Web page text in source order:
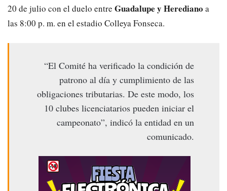
20 de julio con el duelo entre Guadalupe y Herediano a
las 8:00 p. m. en el estadio Colleya Fonseca.
“El Comité ha verificado la condición de
patrono al día y cumplimiento de las
obligaciones tributarias. De este modo, los
10 clubes licenciatarios pueden iniciar el
campeonato”, indicó la entidad en un
comunicado.